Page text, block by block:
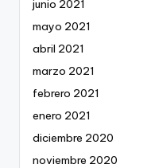
junio 2021
mayo 2021
abril 2021
marzo 2021
febrero 2021
enero 2021
diciembre 2020
noviembre 2020